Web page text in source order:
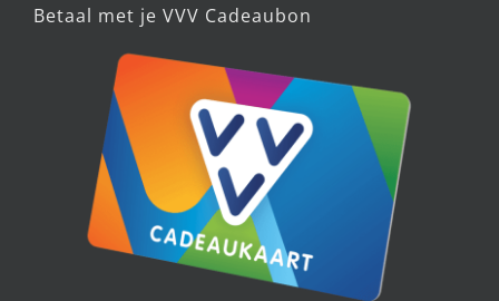
Betaal met je VVV Cadeaubon